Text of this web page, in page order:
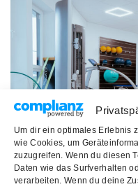
Um dir ein optimales Erlebnis
wie Cookies, um
zuzugreifen. Wenn du diesen
Daten wie das Surfverhalten
verarbeiten. Wenn du deine